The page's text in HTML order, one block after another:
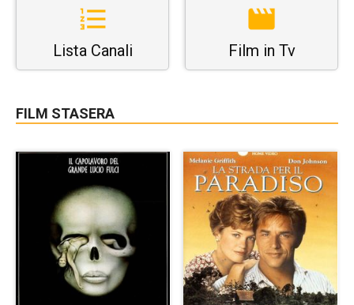
Lista Canali Film in Tv
FILM STASERA